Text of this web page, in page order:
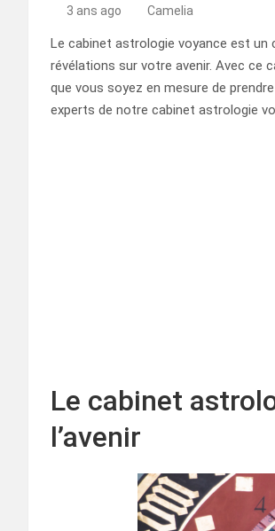
3 ans ago Camelia
Le cabinet astrologie voyance est un
révélations sur votre avenir. Avec ce
que vous soyez en mesure de
experts de notre cabinet astrologie
Le cabinet
l’avenir